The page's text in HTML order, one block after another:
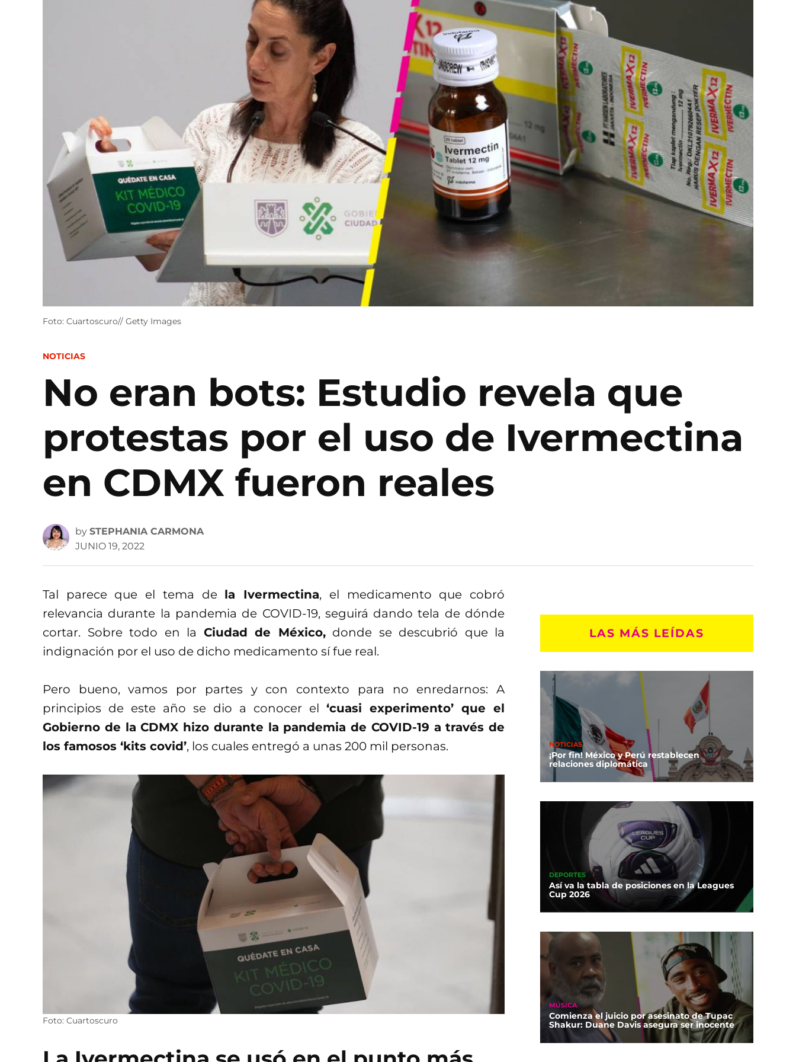
Foto: Cuartoscuro// Getty Images
POSTED
NOTICIAS
No eran bots: Estudio revela que
protestas por el uso de Ivermectina
en CDMX fueron reales
by STEPHANIA CARMONA
JUNIO 19, 2022
Tal parece que el tema de la Ivermectina, el medicamento que cobró
relevancia durante la pandemia de COVID-19, seguirá dando tela de dónde
cortar. Sobre todo en la Ciudad de México,donde se descubrió que la
indignación por el uso de dicho medicamento sí fue real.
Pero bueno, vamos por partes y con contexto para no enredarnos: A
principios de este año se dio a conocer el ‘cuasi experimento’ que el
Gobierno de la CDMX hizo durante la pandemia de COVID-19 a través de
los famosos ‘kits covid’, los cuales entregó a unas 200 mil personas.
Foto: Cuartoscuro
LAS MÁS LEÍDAS
NOTICIAS
¡Por fin! México y Perú restablecen
relaciones diplomática
DEPORTES
Así va la tabla de posiciones en la Leagues
Cup 2026
MÚSICA
Comienza el juicio por asesinato de Tupac
Shakur: Duane Davis asegura ser inocente